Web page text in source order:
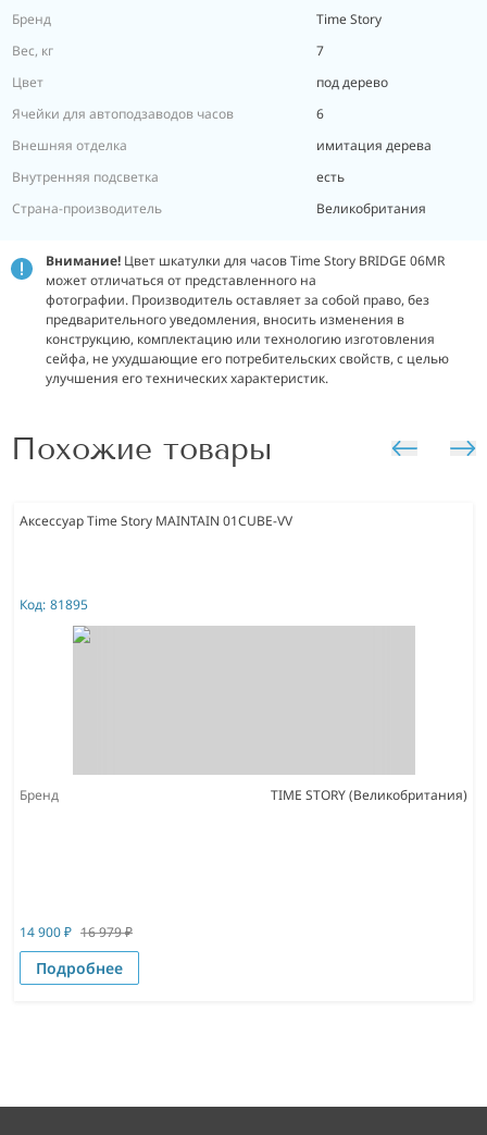
Бренд
Time Story
Вес, кг
7
Цвет
под дерево
Ячейки для автоподзаводов часов
6
Внешняя отделка
имитация дерева
Внутренняя подсветка
есть
Страна-производитель
Великобритания
Внимание! Цвет шкатулки для часов Time Story BRIDGE 06MR
может отличаться от представленного на
фотографии. Производитель оставляет за собой право, без
предварительного уведомления, вносить изменения в
конструкцию, комплектацию или технологию изготовления
сейфа, не ухудшающие его потребительских свойств, с целью
улучшения его технических характеристик.
Похожие товары
Аксессуар Time Story MAINTAIN 01CUBE-VV
Код: 81895
Бренд TIME STORY (Великобритания)
14 900₽ 16 979₽
Подробнее